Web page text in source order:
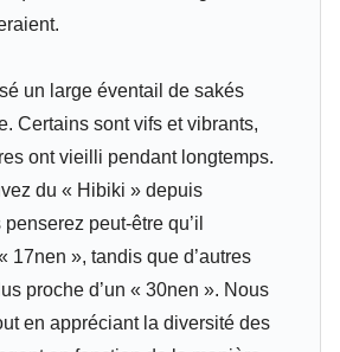
un large éventail de sakés
Certains sont vifs et vibrants,
ont vieilli pendant longtemps.
du « Hibiki » depuis
peut-être qu’il
17nen », tandis que d’autres
proche d’un « 30nen ». Nous
en appréciant la diversité des